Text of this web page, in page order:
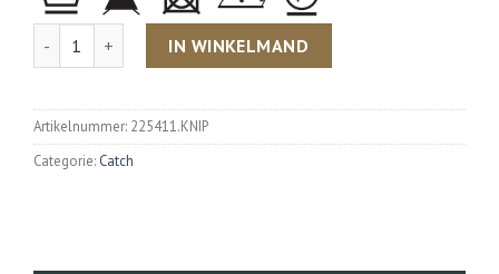
Aantal IN WINKELMAND
Artikelnummer: 225411.KNIP
Categorie: Catch